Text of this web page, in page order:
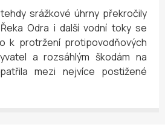
srážkové úhrny překročily
Odra i další vodní toky se
k protržení protipovodňových
a rozsáhlým škodám na
mezi nejvíce postižené